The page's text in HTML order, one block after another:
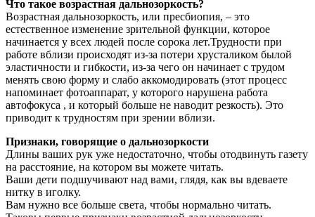
Что такое возрастная дальнозоркость?
Возрастная дальнозоркость, или пресбиопия, – это
естественное изменение зрительной функции, которое
начинается у всех людей после сорока лет.Трудности при
работе вблизи происходят из-за потери хрусталиком былой
эластичности и гибкости, из-за чего он начинает с трудом
менять свою форму и слабо аккомодировать (этот процесс
напоминает фотоаппарат, у которого нарушена работа
автофокуса , и который больше не наводит резкость). Это
приводит к трудностям при зрении вблизи.
Признаки, говорящие о дальнозоркости
Длины ваших рук уже недостаточно, чтобы отодвинуть газету
на расстояние, на котором вы можете читать.
Ваши дети подшучивают над вами, глядя, как вы вдеваете
нитку в иголку.
Вам нужно все больше света, чтобы нормально читать.